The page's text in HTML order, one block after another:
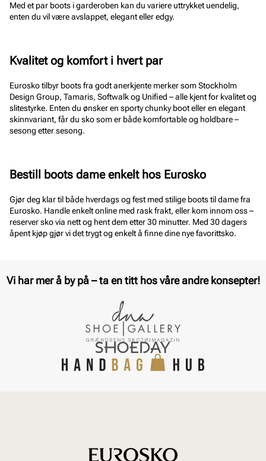
Med et par boots i garderoben kan du variere uttrykket uendelig,
enten du vil være avslappet, elegant eller edgy.
Kvalitet og komfort i hvert par
Eurosko tilbyr boots fra godt anerkjente merker som Stockholm
Design Group, Tamaris, Softwalk og Unified – alle kjent for kvalitet og
slitestyrke. Enten du ønsker en sporty chunky boot eller en elegant
skinnvariant, får du sko som er både komfortable og holdbare –
sesong etter sesong.
Bestill boots dame enkelt hos Eurosko
Gjør deg klar til både hverdags og fest med stilige boots til dame fra
Eurosko. Handle enkelt online med rask frakt, eller kom innom oss –
reserver sko via nett og hent dem etter 30 minutter. Med 30 dagers
åpent kjøp gjør vi det trygt og enkelt å finne dine nye favorittsko.
Vi har mer å by på – ta en titt hos våre andre konsepter!